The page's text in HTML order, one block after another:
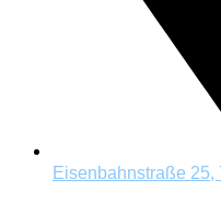
Eisenbahnstraße 25,